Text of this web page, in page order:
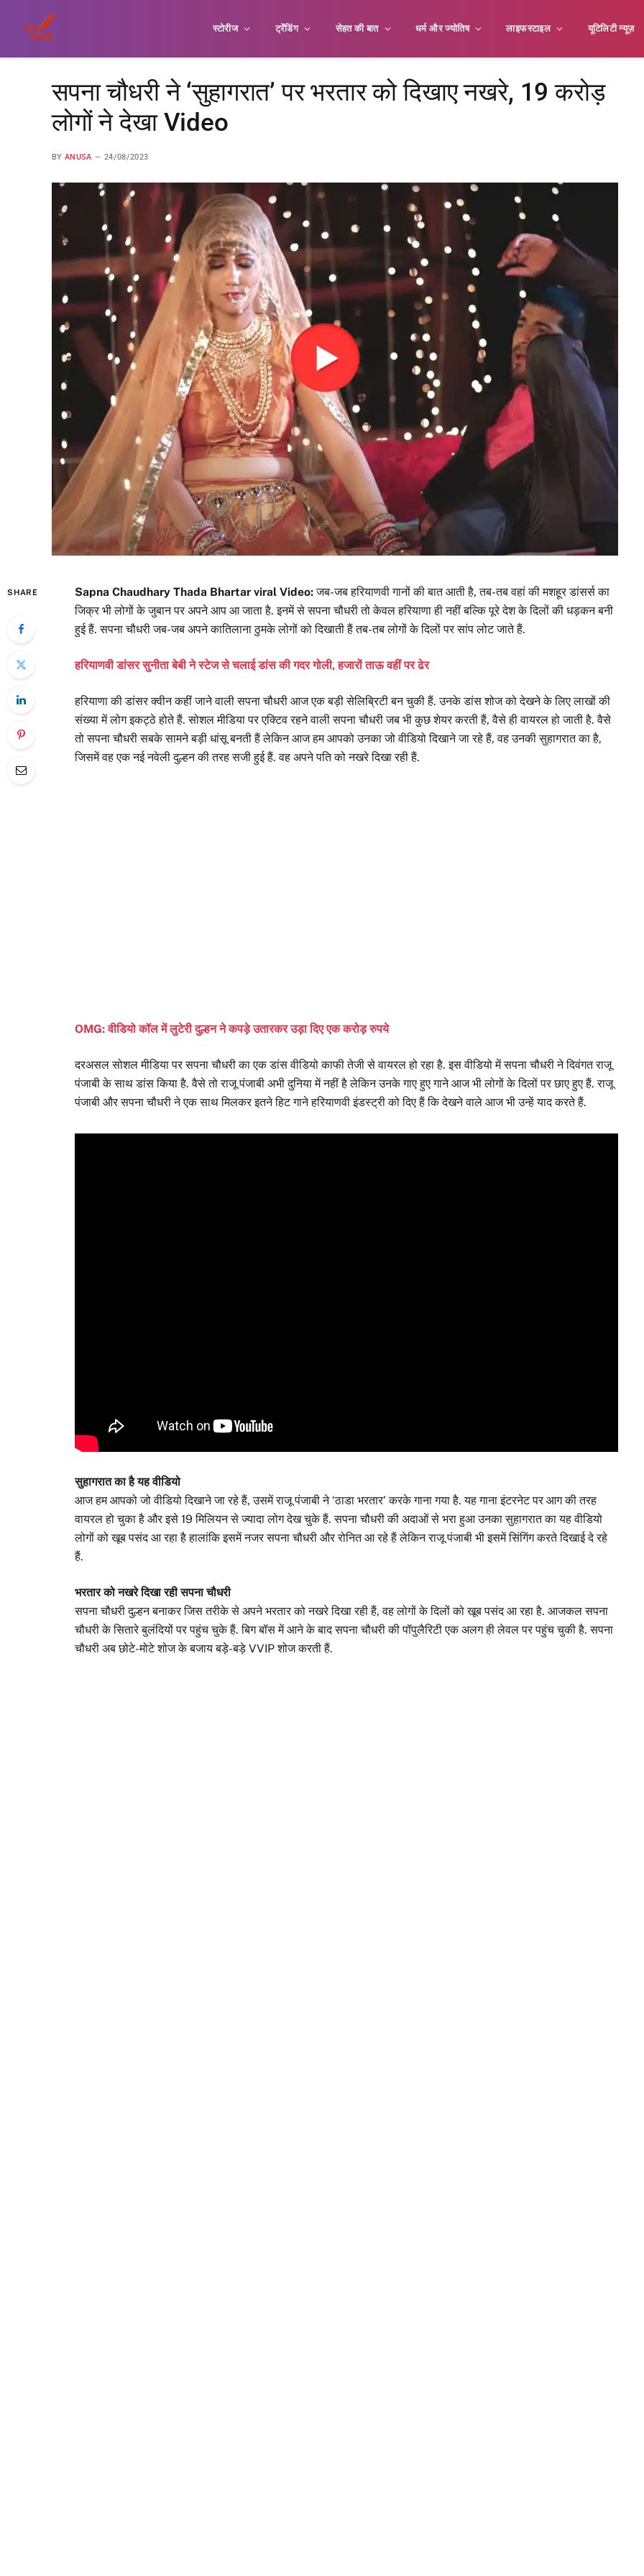
स्टोरीज ट्रेंडिंग सेहत की बात धर्म और ज्योतिष लाइफस्टाइल यूटिलिटी न्यूज़
सपना चौधरी ने ‘सुहागरात’ पर भरतार को दिखाए नखरे, 19 करोड़
लोगों ने देखा Video
BY ANUSA 24/08/2023
SHARE Sapna Chaudhary Thada Bhartar viral Video:जब-जब हरियाणवी गानों की बात आती है, तब-तब वहां की मशहूर डांसर्स का
जिक्र भी लोगों के जुबान पर अपने आप आ जाता है. इनमें से सपना चौधरी तो केवल हरियाणा ही नहीं बल्कि पूरे देश के दिलों की धड़कन बनी
हुई हैं. सपना चौधरी जब-जब अपने कातिलाना ठुमके लोगों को दिखाती हैं तब-तब लोगों के दिलों पर सांप लोट जाते हैं.
हरियाणवी डांसर सुनीता बेबी ने स्टेज से चलाई डांस की गदर गोली, हजारों ताऊ वहीं पर ढेर
हरियाणा की डांसर क्वीन कहीं जाने वाली सपना चौधरी आज एक बड़ी सेलिब्रिटी बन चुकी हैं. उनके डांस शोज को देखने के लिए लाखों की
संख्या में लोग इकट्ठे होते हैं. सोशल मीडिया पर एक्टिव रहने वाली सपना चौधरी जब भी कुछ शेयर करती हैं, वैसे ही वायरल हो जाती है. वैसे
तो सपना चौधरी सबके सामने बड़ी धांसू बनती हैं लेकिन आज हम आपको उनका जो वीडियो दिखाने जा रहे हैं, वह उनकी सुहागरात का है,
जिसमें वह एक नई नवेली दुल्हन की तरह सजी हुई हैं. वह अपने पति को नखरे दिखा रही हैं.
OMG: वीडियो कॉल में लुटेरी दुल्हन ने कपड़े उतारकर उड़ा दिए एक करोड़ रुपये
दरअसल सोशल मीडिया पर सपना चौधरी का एक डांस वीडियो काफी तेजी से वायरल हो रहा है. इस वीडियो में सपना चौधरी ने दिवंगत राजू
पंजाबी के साथ डांस किया है. वैसे तो राजू पंजाबी अभी दुनिया में नहीं है लेकिन उनके गाए हुए गाने आज भी लोगों के दिलों पर छाए हुए हैं. राजू
पंजाबी और सपना चौधरी ने एक साथ मिलकर इतने हिट गाने हरियाणवी इंडस्ट्री को दिए हैं कि देखने वाले आज भी उन्हें याद करते हैं.
सुहागरात का है यह वीडियो
आज हम आपको जो वीडियो दिखाने जा रहे हैं, उसमें राजू पंजाबी ने ‘ठाडा भरतार’ करके गाना गया है. यह गाना इंटरनेट पर आग की तरह
वायरल हो चुका है और इसे 19 मिलियन से ज्यादा लोग देख चुके हैं. सपना चौधरी की अदाओं से भरा हुआ उनका सुहागरात का यह वीडियो
लोगों को खूब पसंद आ रहा है हालांकि इसमें नजर सपना चौधरी और रोनित आ रहे हैं लेकिन राजू पंजाबी भी इसमें सिंगिंग करते दिखाई दे रहे
हैं.
भरतार को नखरे दिखा रही सपना चौधरी
सपना चौधरी दुल्हन बनाकर जिस तरीके से अपने भरतार को नखरे दिखा रही हैं, वह लोगों के दिलों को खूब पसंद आ रहा है. आजकल सपना
चौधरी के सितारे बुलंदियों पर पहुंच चुके हैं. बिग बॉस में आने के बाद सपना चौधरी की पॉपुलैरिटी एक अलग ही लेवल पर पहुंच चुकी है. सपना
चौधरी अब छोटे-मोटे शोज के बजाय बड़े-बड़े VVIP शोज करती हैं.